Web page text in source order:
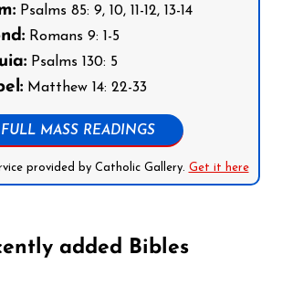
Psalms 85: 9, 10, 11-12, 13-14
Romans 9: 1-5
Psalms 130: 5
Matthew 14: 22-33
FULL MASS READINGS
provided by Catholic Gallery. Get it here
added Bibles